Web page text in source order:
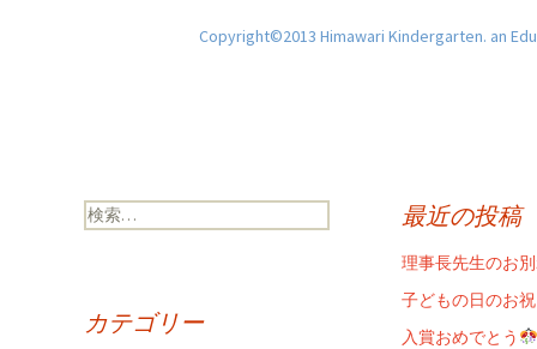
Copyright©2013 Himawari Kindergarten. an
検
索:
最近の投稿
理事長先生のお
子どもの日のお
入賞おめでとう
カテゴリー